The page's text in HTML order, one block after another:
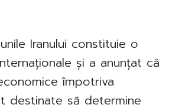
Iranului constituie o
și a anunțat că
împotriva
destinate să determine